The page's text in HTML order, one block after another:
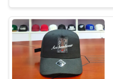
समाचार
मामलों